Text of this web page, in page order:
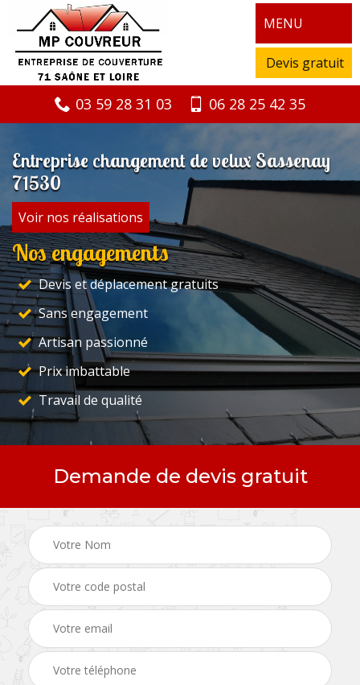
MENU
Devis gratuit
03 59 28 31 03 06 28 25 42 35
Entreprise changement de velux Sassenay
71530
Voir nos réalisations
Nos engagements
Devis et déplacement gratuits
Sans engagement
Artisan passionné
Prix imbattable
Travail de qualité
Demande de devis gratuit